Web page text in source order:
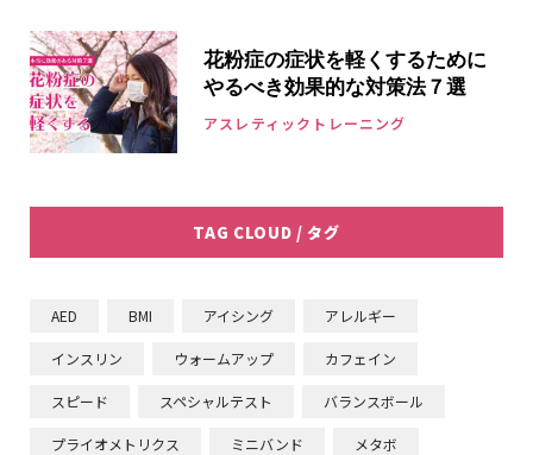
花粉症の症状を軽くするために
やるべき効果的な対策法７選
アスレティックトレーニング
TAG CLOUD / タグ
AED BMI アイシング アレルギー
インスリン ウォームアップ カフェイン
スピード スペシャルテスト バランスボール
プライオメトリクス ミニバンド メタボ